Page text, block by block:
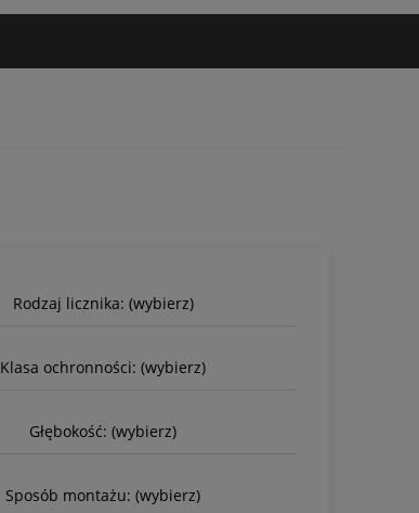
Rodzaj licznika: (wybierz)
Klasa ochronności: (wybierz)
Głębokość: (wybierz)
Sposób montażu: (wybierz)